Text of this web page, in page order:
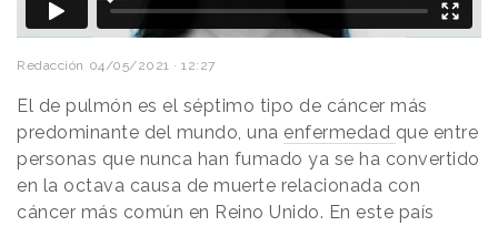
Redacción 04/05/2021 · 12:27
El de pulmón es el séptimo tipo de cáncer más
predominante del mundo, una enfermedad que entre
personas que nunca han fumado ya se ha convertido
en la octava causa de muerte relacionada con
cáncer más común en Reino Unido. En este país